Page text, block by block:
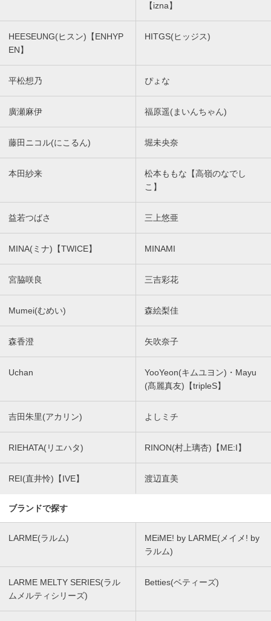
【izna】
HEESEUNG(ヒスン)【ENHYP
EN】
HITGS(ヒッジス)
平松想乃 ぴょな
廣瀬麻伊 福原遥(まいんちゃん)
藤田ニコル(にこるん) 堀未央奈
本田紗来
松本ももな【高嶺のなでし
こ】
益若つばさ 三上悠亜
MINA(ミナ)【TWICE】 MINAMI
宮脇咲良 三吉彩花
Mumei(むめい) 森絵梨佳
森香澄 矢吹奈子
Uchan
YooYeon(キムユヨン)・Mayu
(髙麗真友)【tripleS】
吉田朱里(アカリン) よしミチ
RIEHATA(リエハタ) RINON(村上璃杏)【ME:I】
REI(直井怜)【IVE】 渡辺直美
ブランドで探す
LARME(ラルム)
MEiME! by LARME(メイメ! by
ラルム)
LARME MELTY SERIES(ラル
ムメルティシリーズ)
Betties(ベティーズ)